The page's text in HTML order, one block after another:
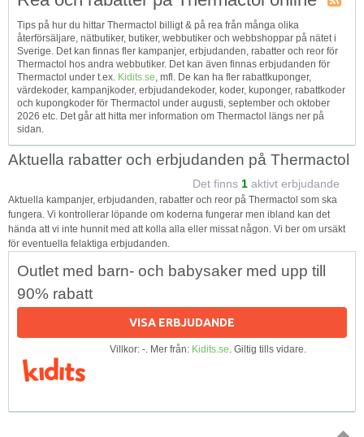
Tagg
RSS
Tips på hur du hittar Thermactol billigt & på rea från många olika
återförsäljare, nätbutiker, butiker, webbutiker och webbshoppar på nätet i
Sverige. Det kan finnas fler kampanjer, erbjudanden, rabatter och reor för
Thermactol hos andra webbutiker. Det kan även finnas erbjudanden för
Thermactol under t.ex. Kidits.se, mfl. De kan ha fler rabattkuponger,
värdekoder, kampanjkoder, erbjudandekoder, koder, kuponger, rabattkoder
och kupongkoder för Thermactol under augusti, september och oktober
2026 etc. Det går att hitta mer information om Thermactol längs ner på
sidan.
Aktuella rabatter och erbjudanden på Thermactol
Det finns 1 aktivt erbjudande
Aktuella kampanjer, erbjudanden, rabatter och reor på Thermactol som ska
fungera. Vi kontrollerar löpande om koderna fungerar men ibland kan det
hända att vi inte hunnit med att kolla alla eller missat någon. Vi ber om ursäkt
för eventuella felaktiga erbjudanden.
Outlet med barn- och babysaker med upp till
90% rabatt
VISA ERBJUDANDE
Villkor: -. Mer från: Kidits.se. Giltig tills vidare.